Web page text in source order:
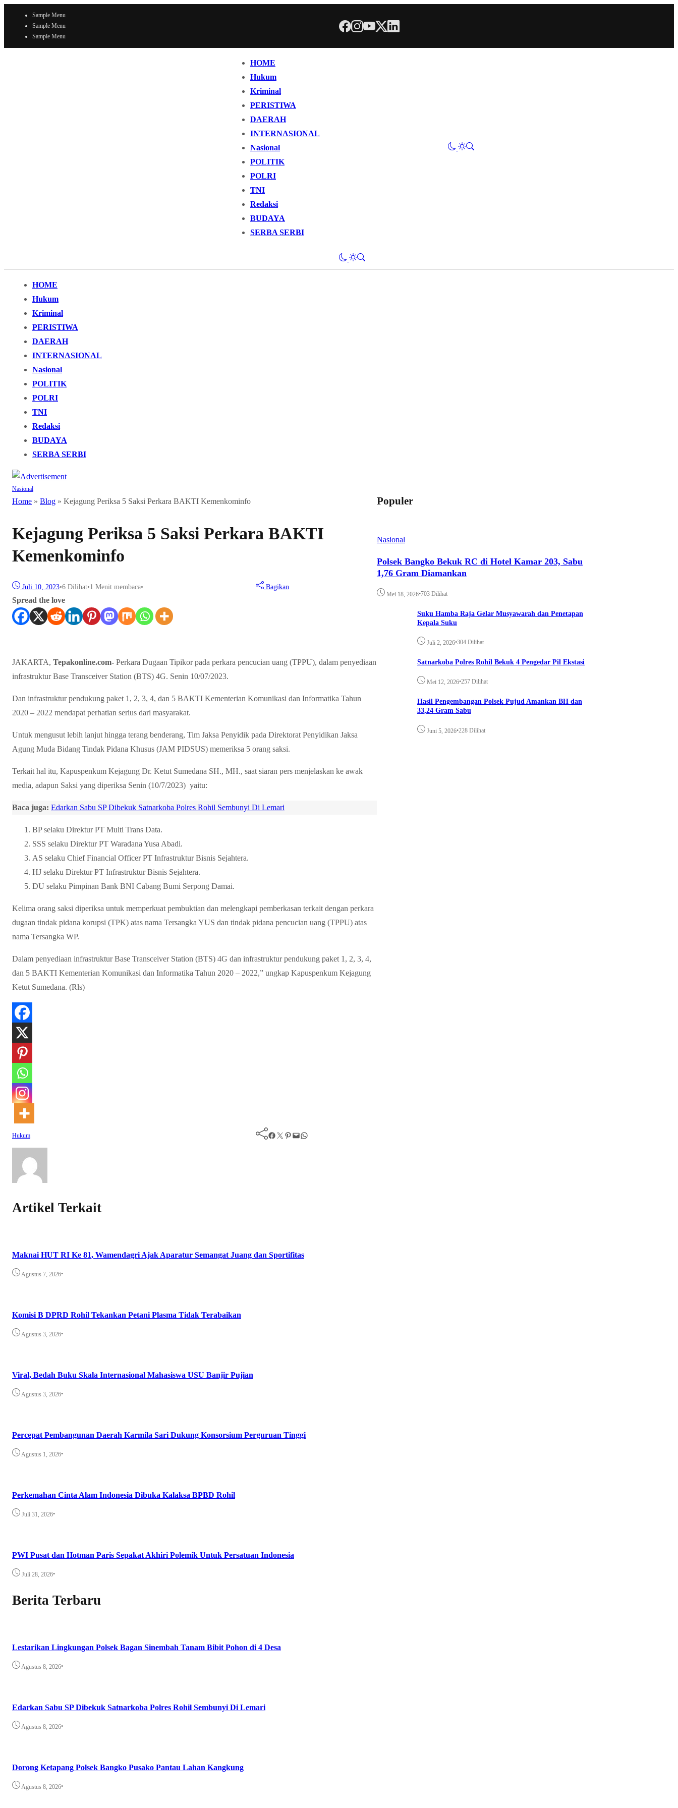
Sample Menu
Sample Menu
Sample Menu
HOME
Hukum
Kriminal
PERISTIWA
DAERAH
INTERNASIONAL
Nasional
POLITIK
POLRI
TNI
Redaksi
BUDAYA
SERBA SERBI
HOME
Hukum
Kriminal
PERISTIWA
DAERAH
INTERNASIONAL
Nasional
POLITIK
POLRI
TNI
Redaksi
BUDAYA
SERBA SERBI
Nasional
Home » Blog » Kejagung Periksa 5 Saksi Perkara BAKTI Kemenkominfo
Kejagung Periksa 5 Saksi Perkara BAKTI
Kemenkominfo
Juli 10, 2023•6 Dilihat•1 Menit membaca• Bagikan
Spread the love
JAKARTA, Tepakonline.com- Perkara Dugaan Tipikor pada perkara pencucian uang (TPPU), dalam penyediaan
infrastruktur Base Transceiver Station (BTS) 4G. Senin 10/07/2023.
Dan infrastruktur pendukung paket 1, 2, 3, 4, dan 5 BAKTI Kementerian Komunikasi dan Informatika Tahun
2020 – 2022 mendapat perhatian serius dari masyarakat.
Untuk mengusut lebih lanjut hingga terang benderang, Tim Jaksa Penyidik pada Direktorat Penyidikan Jaksa
Agung Muda Bidang Tindak Pidana Khusus (JAM PIDSUS) memeriksa 5 orang saksi.
Terkait hal itu, Kapuspenkum Kejagung Dr. Ketut Sumedana SH., MH., saat siaran pers menjelaskan ke awak
media, adapun Saksi yang diperiksa Senin (10/7/2023) yaitu:
Baca juga: Edarkan Sabu SP Dibekuk Satnarkoba Polres Rohil Sembunyi Di Lemari
BP selaku Direktur PT Multi Trans Data.
SSS selaku Direktur PT Waradana Yusa Abadi.
AS selaku Chief Financial Officer PT Infrastruktur Bisnis Sejahtera.
HJ selaku Direktur PT Infrastruktur Bisnis Sejahtera.
DU selaku Pimpinan Bank BNI Cabang Bumi Serpong Damai.
Kelima orang saksi diperiksa untuk memperkuat pembuktian dan melengkapi pemberkasan terkait dengan perkara
dugaan tindak pidana korupsi (TPK) atas nama Tersangka YUS dan tindak pidana pencucian uang (TPPU) atas
nama Tersangka WP.
Dalam penyediaan infrastruktur Base Transceiver Station (BTS) 4G dan infrastruktur pendukung paket 1, 2, 3, 4,
dan 5 BAKTI Kementerian Komunikasi dan Informatika Tahun 2020 – 2022,” ungkap Kapuspenkum Kejagung
Ketut Sumedana. (Rls)
Hukum Facebook Twitter Pinterest Mail WhatsApp
Artikel Terkait
Maknai HUT RI Ke 81, Wamendagri Ajak Aparatur Semangat Juang dan Sportifitas
Agustus 7, 2026•
Komisi B DPRD Rohil Tekankan Petani Plasma Tidak Terabaikan
Agustus 3, 2026•
Viral, Bedah Buku Skala Internasional Mahasiswa USU Banjir Pujian
Agustus 3, 2026•
Percepat Pembangunan Daerah Karmila Sari Dukung Konsorsium Perguruan Tinggi
Agustus 1, 2026•
Perkemahan Cinta Alam Indonesia Dibuka Kalaksa BPBD Rohil
Juli 31, 2026•
PWI Pusat dan Hotman Paris Sepakat Akhiri Polemik Untuk Persatuan Indonesia
Juli 28, 2026•
Berita Terbaru
Lestarikan Lingkungan Polsek Bagan Sinembah Tanam Bibit Pohon di 4 Desa
Agustus 8, 2026•
Edarkan Sabu SP Dibekuk Satnarkoba Polres Rohil Sembunyi Di Lemari
Agustus 8, 2026•
Dorong Ketapang Polsek Bangko Pusako Pantau Lahan Kangkung
Agustus 8, 2026•
Populer
Nasional
Polsek Bangko Bekuk RC di Hotel Kamar 203, Sabu
1,76 Gram Diamankan
Mei 18, 2026•703 Dilihat
Suku Hamba Raja Gelar Musyawarah dan Penetapan
Kepala Suku
Juli 2, 2026•304 Dilihat
Satnarkoba Polres Rohil Bekuk 4 Pengedar Pil Ekstasi
Mei 12, 2026•257 Dilihat
Hasil Pengembangan Polsek Pujud Amankan BH dan
33,24 Gram Sabu
Juni 5, 2026•228 Dilihat